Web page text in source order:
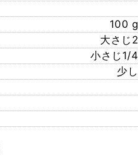
100 g
大さじ2
小さじ1/4
少し